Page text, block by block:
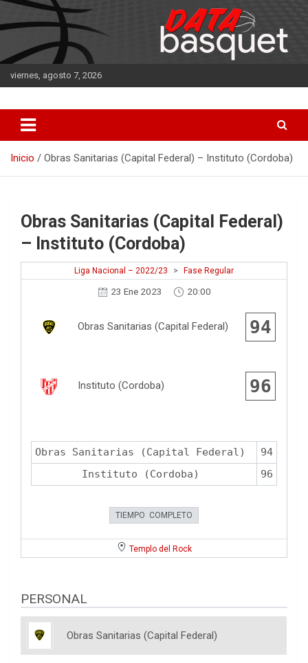
Saltar
al
contenido
viernes, agosto 7, 2026
DATA Basquet
Inicio Obras Sanitarias (Capital Federal) – Instituto (Cordoba)
Obras Sanitarias (Capital Federal)
– Instituto (Cordoba)
Liga Nacional – 2022/23 > Fase Regular
23 Ene 2023 20:00
Obras Sanitarias (Capital Federal) 94
Instituto (Cordoba) 96
Obras Sanitarias (Capital Federal)
94
Instituto (Cordoba)
96
TIEMPO COMPLETO
Templo del Rock
PERSONAL
Obras Sanitarias (Capital Federal)